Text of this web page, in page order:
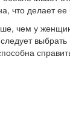
что делает
чем у